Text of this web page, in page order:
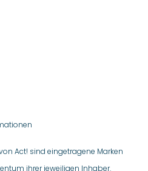
Act! sind eingetragene Marken
ihrer jeweiligen Inhaber.